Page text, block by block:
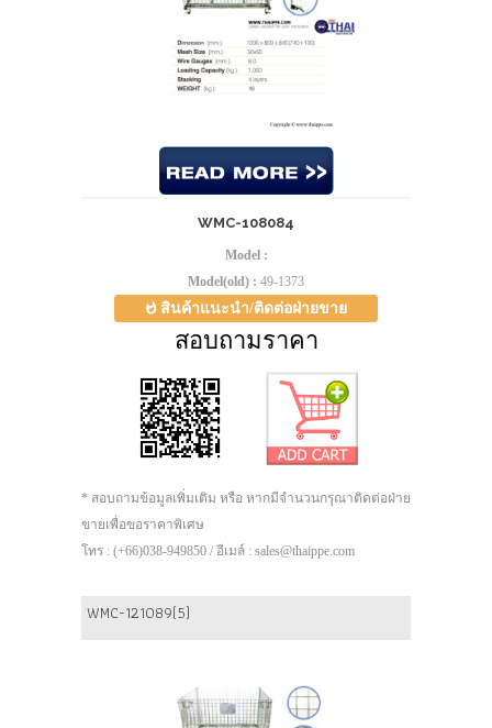
WMC-108084
Model :
Model(old) : 49-1373
สินค้าแนะนำ/ติดต่อฝ่ายขาย
สอบถามราคา
* สอบถามข้อมูลเพิ่มเติม หรือ หากมีจำนวนกรุณาติดต่อฝ่าย
ขายเพื่อขอราคาพิเศษ
โทร : (+66)038-949850 / อีเมล์ : sales@thaippe.com
WMC-121089(5)